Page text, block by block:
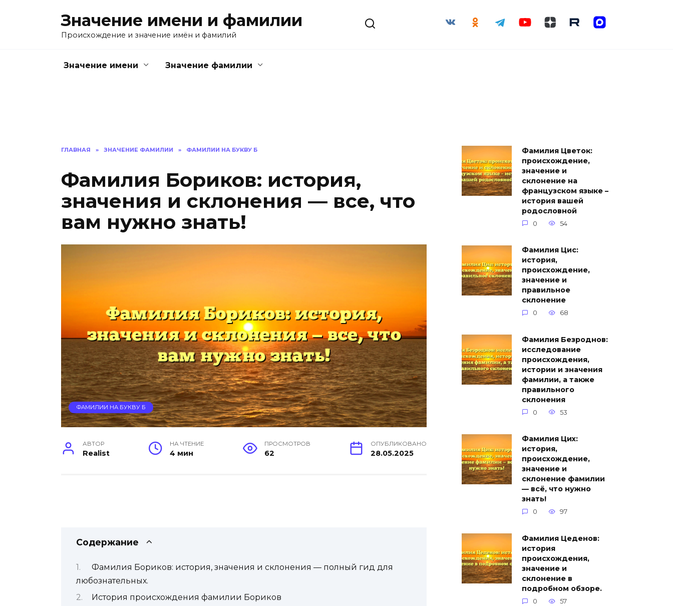
Значение имени и фамилии
Происхождение и значение имён и фамилий
Значение имени Значение фамилии
ГЛАВНАЯ » ЗНАЧЕНИЕ ФАМИЛИИ » ФАМИЛИИ НА БУКВУ Б
Фамилия Бориков: история,
значения и склонения — все, что
вам нужно знать!
ФАМИЛИИ НА БУКВУ Б
АВТОР
Realist
НА ЧТЕНИЕ
4 мин
ПРОСМОТРОВ
62
ОПУБЛИКОВАНО
28.05.2025
Содержание
Фамилия Бориков: история, значения и склонения — полный гид для
любознательных.
История происхождения фамилии Бориков
Фамилия Цветок:
происхождение,
значение и
склонение на
французском языке –
история вашей
родословной
0 54
Фамилия Цис:
история,
происхождение,
значение и
правильное
склонение
0 68
Фамилия Безроднов:
исследование
происхождения,
истории и значения
фамилии, а также
правильного
склонения
0 53
Фамилия Цих:
история,
происхождение,
значение и
склонение фамилии
— всё, что нужно
знать!
0 97
Фамилия Цеденов:
история
происхождения,
значение и
склонение в
подробном обзоре.
0 57